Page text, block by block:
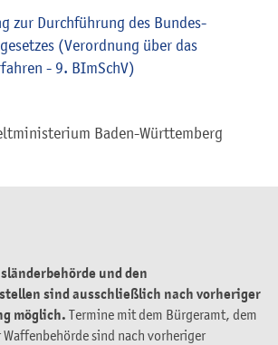
und den
sind ausschließlich nach vorheriger
möglich. Termine mit dem Bürgeramt, dem
Waffenbehörde sind nach vorheriger
zur Durchführung des Bundes-
(Verordnung über das
- 9. BImSchV)
Baden-Württemberg